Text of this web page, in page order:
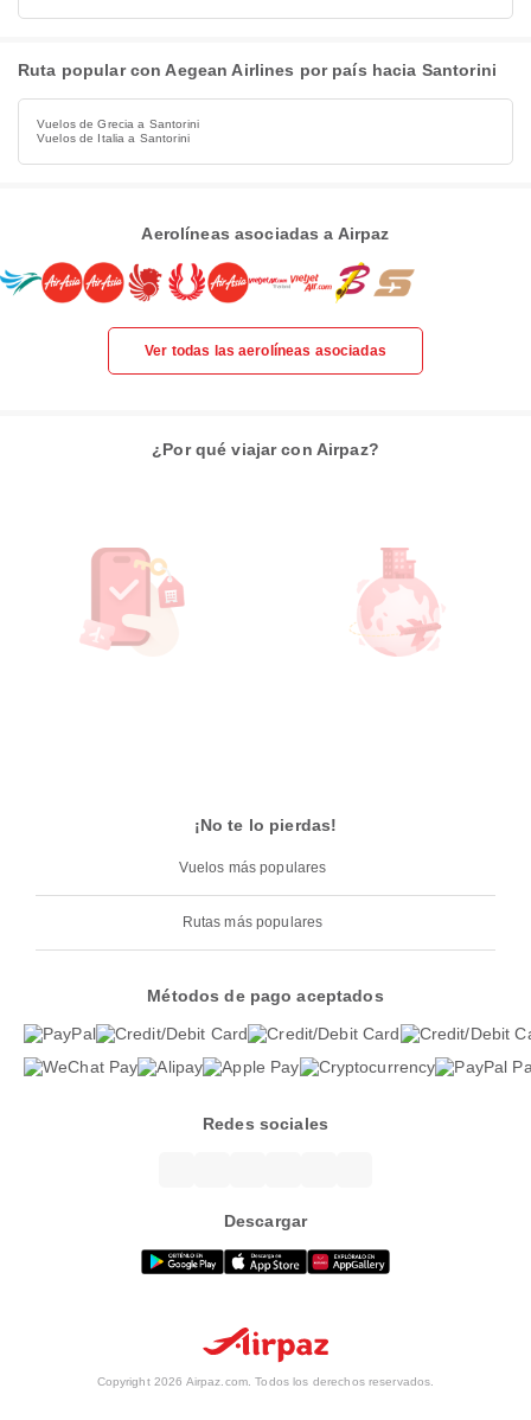
Ruta popular con Aegean Airlines por país hacia Santorini
Vuelos de Grecia a Santorini
Vuelos de Italia a Santorini
Aerolíneas asociadas a Airpaz
Ver todas las aerolíneas asociadas
¿Por qué viajar con Airpaz?
¡No te lo pierdas!
Vuelos más populares
Rutas más populares
Métodos de pago aceptados
Redes sociales
Descargar
Copyright 2026 Airpaz.com. Todos los derechos reservados.